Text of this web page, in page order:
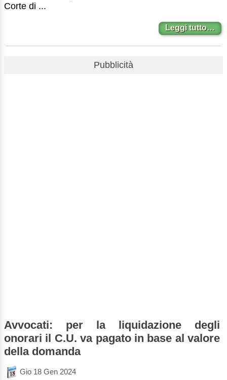
Corte di ...
Leggi tutto…
Pubblicità
Avvocati: per la liquidazione degli
onorari il C.U. va pagato in base al valore
della domanda
Gio 18 Gen 2024